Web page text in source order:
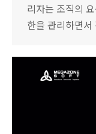
리자는 조직의
한을 관리하면